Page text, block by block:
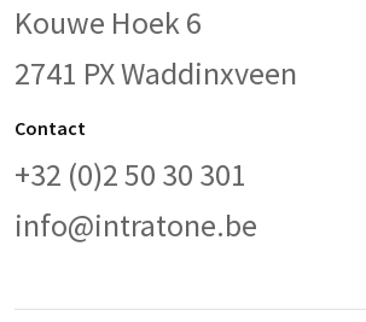
Kouwe Hoek 6
2741 PX Waddinxveen
Contact
+32 (0)2 50 30 301
info@intratone.be